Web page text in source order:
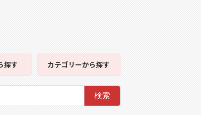
探す カテゴリーから探す
検索